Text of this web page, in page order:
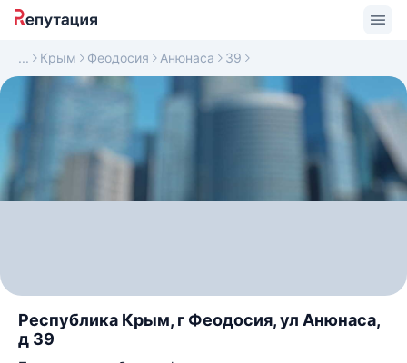
Крым Феодосия Анюнаса 39
Республика Крым, г Феодосия, ул Анюнаса,
д 39